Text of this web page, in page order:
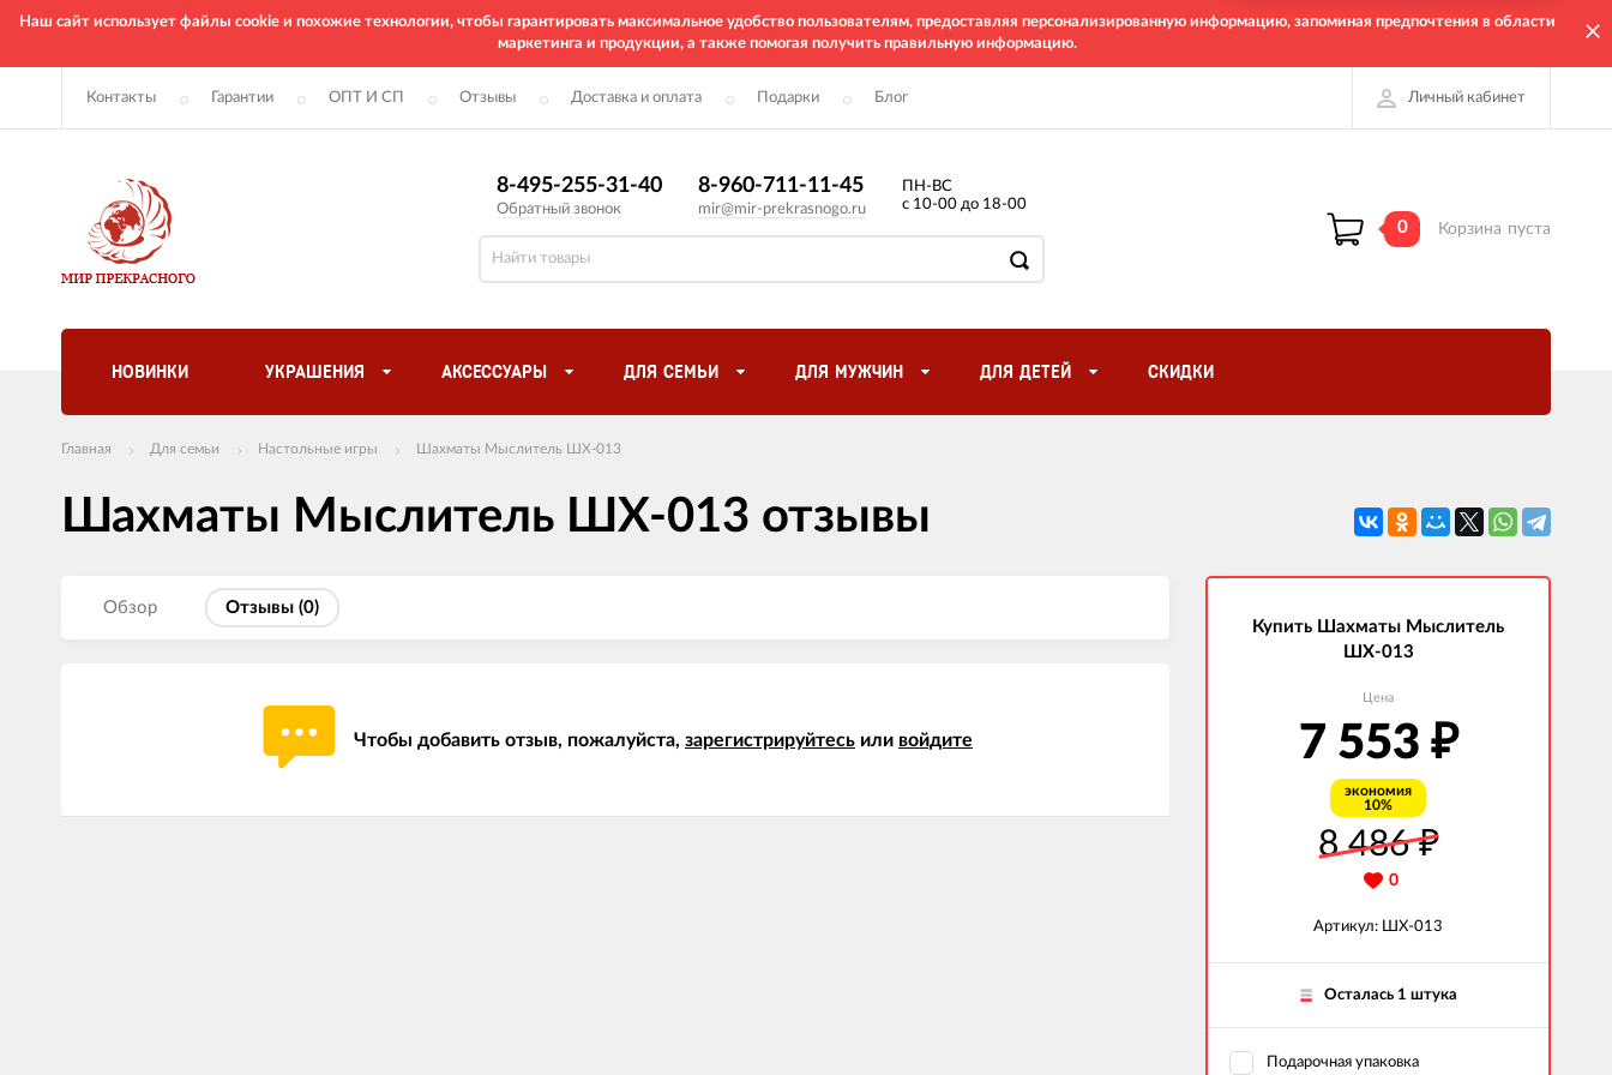
Наш сайт использует файлы cookie и похожие технологии, чтобы гарантировать максимальное удобство пользователям, предоставляя персонализированную информацию, запоминая предпочтения в области
маркетинга и продукции, а также помогая получить правильную информацию.
Контакты Гарантии ОПТ И СП Отзывы Доставка и оплата Подарки Блог Личный кабинет
8-495-255-31-40
Обратный звонок
8-960-711-11-45
mir@mir-prekrasnogo.ru
ПН-ВС
с 10-00 до 18-00
0 Корзина пуста
НОВИНКИ УКРАШЕНИЯ АКСЕССУАРЫ ДЛЯ СЕМЬИ ДЛЯ МУЖЧИН ДЛЯ ДЕТЕЙ СКИДКИ
Главная Для семьи Настольные игры Шахматы Мыслитель ШХ-013
Шахматы Мыслитель ШХ-013 отзывы
Обзор Отзывы (0)
Чтобы добавить отзыв, пожалуйста, зарегистрируйтесь или войдите
Купить Шахматы Мыслитель
ШХ-013
Цена
7 553 ₽
экономия
10%
8 486₽
0
Артикул: ШХ-013
Осталась 1 штука
Подарочная упаковка